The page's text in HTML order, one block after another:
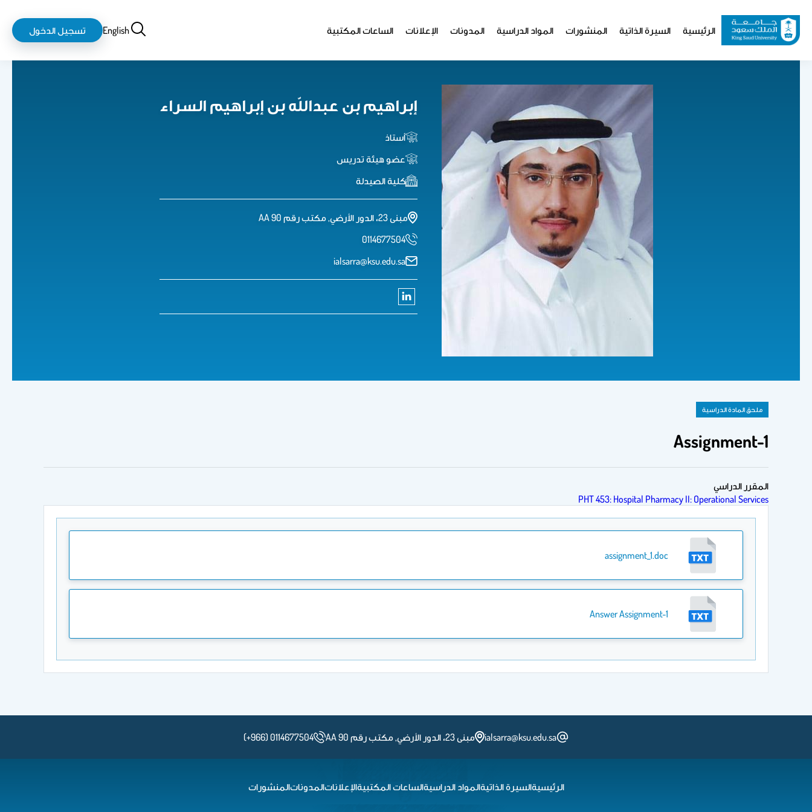
المحتوى
الرئيسي
Website
الرئيسية السيرة الذاتية المنشورات المواد الدراسية المدونات الإعلانات الساعات المكتبية بحثEnglish
login-
logout
تسجيل الدخول
إبراهيم بن عبدالله بن إبراهيم السراء
أستاذ
عضو هيئة تدريس
كلية الصيدلة
مبنى 23، الدور الأرضي, مكتب رقم AA 90
0114677504
ialsarra@ksu.edu.sa
ملحق المادة الدراسية
Assignment-1
المقرر الدراسي
PHT 453: Hospital Pharmacy II: Operational Services
assignment_1.doc
Answer Assignment-1
ialsarra@ksu.edu.sa مبنى 23، الدور الأرضي, مكتب رقم AA 90 (+966) 0114677504
الرئيسيةالسيرة الذاتيةالمواد الدراسيةالساعات المكتبيةالإعلاناتالمدوناتالمنشورات